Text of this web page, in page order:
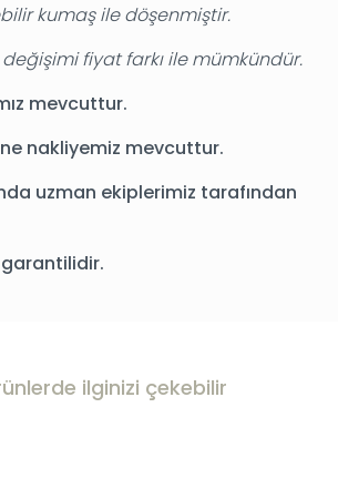
kumaş ile döşenmiştir.
fiyat farkı ile mümkündür.
mevcuttur.
nakliyemiz mevcuttur.
uzman ekiplerimiz tarafından
garantilidir.
ilginizi çekebilir